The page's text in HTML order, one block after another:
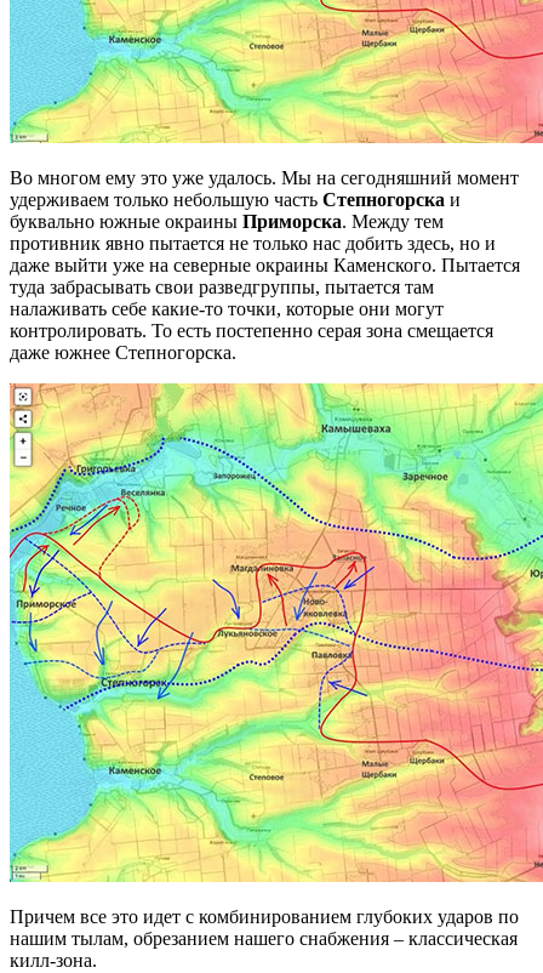
Во многом ему это уже удалось. Мы на сегодняшний момент
удерживаем только небольшую часть Степногорска и
буквально южные окраины Приморска. Между тем
противник явно пытается не только нас добить здесь, но и
даже выйти уже на северные окраины Каменского. Пытается
туда забрасывать свои разведгруппы, пытается там
налаживать себе какие-то точки, которые они могут
контролировать. То есть постепенно серая зона смещается
даже южнее Степногорска.
Причем все это идет с комбинированием глубоких ударов по
нашим тылам, обрезанием нашего снабжения – классическая
килл-зона.